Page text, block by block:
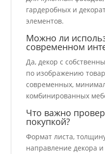
гардеробных и
элементов.
Можно ли
современном
Да, декор с
по изображению
современных,
комбинированных
Что важно
покупкой?
Формат листа,
направление декора